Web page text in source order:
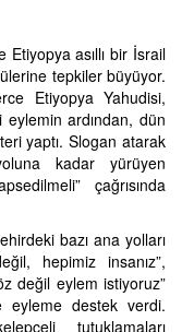
Etiyopya asıllı bir İsrail
tepkiler büyüyor.
Etiyopya Yahudisi,
eylemin ardından, dün
yaptı. Slogan atarak
kadar yürüyen
çağrısında
bazı ana yolları
hepimiz insanız”,
değil eylem istiyoruz”
eyleme destek verdi.
tutuklamaları